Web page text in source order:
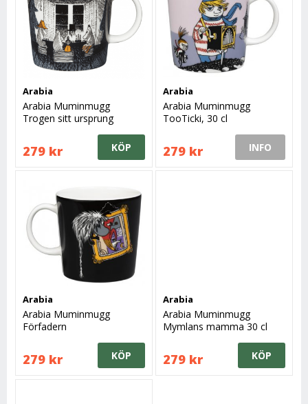
Arabia
Arabia Muminmugg
Trogen sitt ursprung
279 kr KÖP
Arabia
Arabia Muminmugg
TooTicki, 30 cl
279 kr INFO
Arabia
Arabia Muminmugg
Förfadern
279 kr KÖP
Arabia
Arabia Muminmugg
Mymlans mamma 30 cl
279 kr KÖP